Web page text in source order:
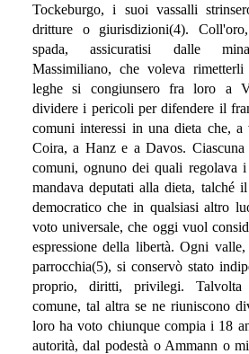
Tockeburgo, i suoi vassalli
dritture o giurisdizioni(4).
spada, assicuratisi dalle
Massimiliano, che voleva
leghe si congiunsero fra loro a
dividere i pericoli per difendere il
comuni interessi in una dieta che, a
Coira, a Hanz e a Davos.
comuni, ognuno dei quali regolava
mandava deputati alla dieta, talché
democratico che in qualsiasi altro
voto universale, che oggi vuol
espressione della libertà. Ogni
parrocchia(5), si conservò stato
proprio, diritti, privilegi.
comune, tal altra se ne riuniscono
loro ha voto chiunque compia i 18
autorità, dal podestà o Ammann o